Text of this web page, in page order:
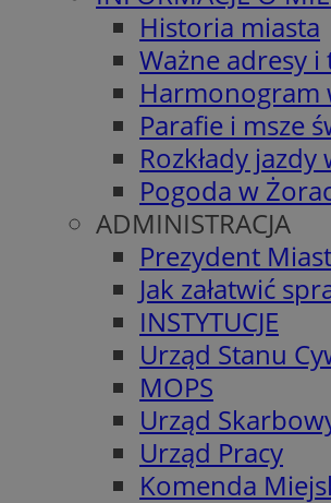
Historia miasta
Ważne adresy
Harmonogram
Parafie i msze
Rozkłady jazdy
Pogoda w
ADMINISTRACJA
Prezydent
Jak załatwić
INSTYTUCJE
Urząd Stanu
MOPS
Urząd
Urząd Pracy
Komenda